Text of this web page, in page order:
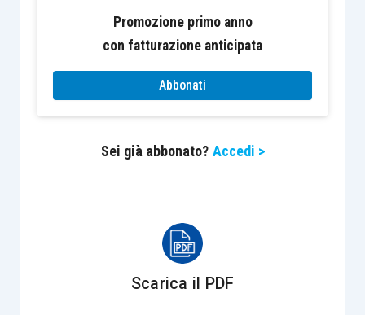
, in cui il proprietario (o il locatario, a
condizione che il proprietario sia d’accordo) di un
all’interno dell’appartamento alcuni spazi
, caratterizzata dal rispetto di
alcuni limiti specifici, normalmente individuabili
nella “saltuarietà” e “non continuatività” della
Promozione primo anno
con fatturazione anticipata
Abbonati
Sei già abbonato? Accedi >
Scarica il PDF